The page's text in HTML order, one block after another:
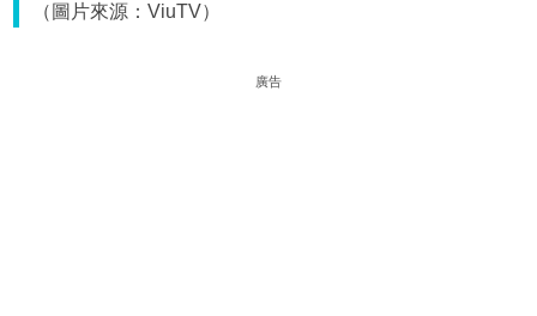
（圖片來源：ViuTV）
廣告